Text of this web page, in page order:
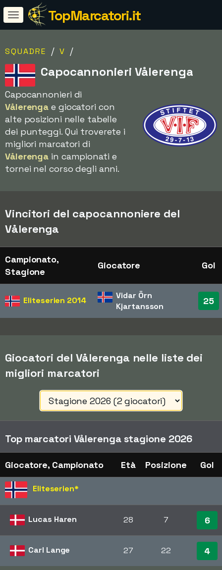
TopMarcatori.it
SQUADRE / V /
Capocannonieri Vålerenga
Capocannonieri di
Vålerenga e giocatori con
alte posizioni nelle tabelle
dei punteggi. Qui troverete i
migliori marcatori di
Vålerenga in campionati e
tornei nel corso degli anni.
Vincitori del capocannoniere del
Vålerenga
Campionato,
Stagione
Giocatore Gol
Eliteserien 2014
Vidar Örn
Kjartansson
25
Giocatori del Vålerenga nelle liste dei
migliori marcatori
Top marcatori Vålerenga stagione 2026
Giocatore, Campionato Età Posizione Gol
Eliteserien*
Lucas Haren 28 7 6
Carl Lange 27 22 4